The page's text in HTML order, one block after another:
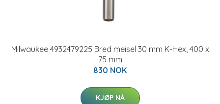
Milwaukee 4932479225 Bred meisel 30 mm K-Hex, 400 x
75 mm
830 NOK
KJØP NÅ